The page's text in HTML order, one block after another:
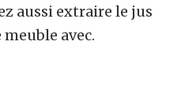
aussi extraire le jus
avec.